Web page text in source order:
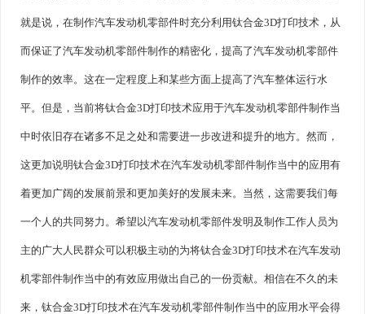
就是说，在制作汽车发动机零部件时充分利用钛合金3D打印技术，从
而保证了汽车发动机零部件制作的精密化，提高了汽车发动机零部件
制作的效率。这在一定程度上和某些方面上提高了汽车整体运行水
平。但是，当前将钛合金3D打印技术应用于汽车发动机零部件制作当
中时依旧存在诸多不足之处和需要进一步改进和提升的地方。然而，
这更加说明钛合金3D打印技术在汽车发动机零部件制作当中的应用有
着更加广阔的发展前景和更加美好的发展未来。当然，这需要我们每
一个人的共同努力。希望以汽车发动机零部件发明及制作工作人员为
主的广大人民群众可以积极主动的为将钛合金3D打印技术在汽车发动
机零部件制作当中的有效应用做出自己的一份贡献。相信在不久的未
来，钛合金3D打印技术在汽车发动机零部件制作当中的应用水平会得